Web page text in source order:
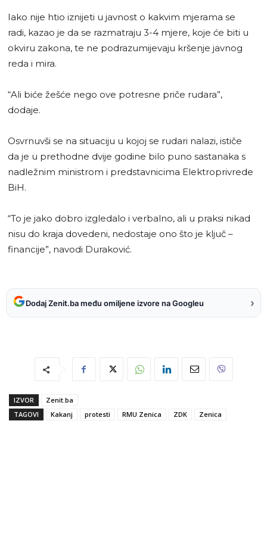
Iako nije htio iznijeti u javnost o kakvim mjerama se
radi, kazao je da se razmatraju 3-4 mjere, koje će biti u
okviru zakona, te ne podrazumijevaju kršenje javnog
reda i mira.
“Ali biće žešće nego ove potresne priče rudara”,
dodaje.
Osvrnuvši se na situaciju u kojoj se rudari nalazi, ističe
da je u prethodne dvije godine bilo puno sastanaka s
nadležnim ministrom i predstavnicima Elektroprivrede
BiH.
“To je jako dobro izgledalo i verbalno, ali u praksi nikad
nisu do kraja dovedeni, nedostaje ono što je ključ –
financije”, navodi Duraković.
Dodaj Zenit.ba među omiljene izvore na Googleu ›
IZVOR
Zenit.ba
TAGOVI
Kakanj protesti RMU Zenica ZDK Zenica